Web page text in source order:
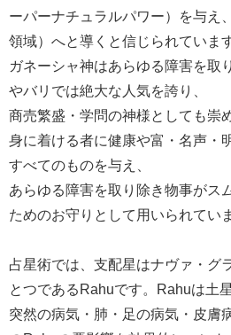
ーパーナチュラルパワー）を与え
領域）へと導くと信じられています
ガネーシャ神はあらゆる障害を取
やバリでは絶大な人気を誇り、
商売繁盛・学問の神様としても崇
身に着ける者に健康や富・名声・
すべてのものを与え、
あらゆる障害を取り除き物事がス
ためのお守りとして用いられてい
占星術では、支配星はナヴァ・グ
とつであるRahuです。Rahuは土
突然の病気・肺・足の病気・皮膚